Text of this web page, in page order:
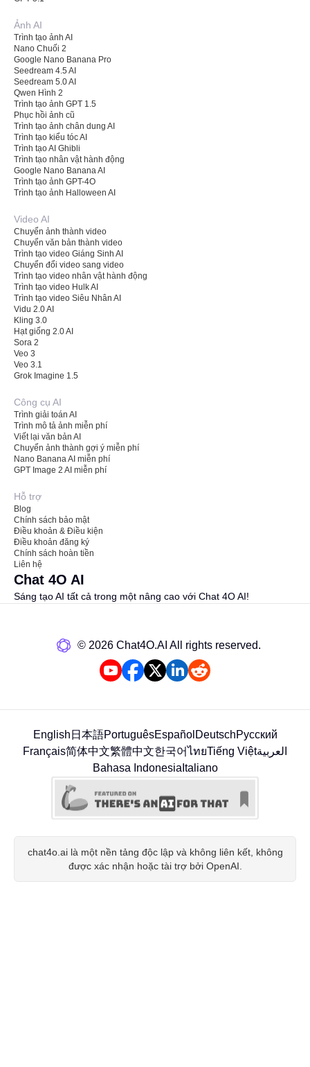
Ảnh AI
Trình tạo ảnh AI
Nano Chuối 2
Google Nano Banana Pro
Seedream 4.5 AI
Seedream 5.0 AI
Qwen Hình 2
Trình tạo ảnh GPT 1.5
Phục hồi ảnh cũ
Trình tạo ảnh chân dung AI
Trình tạo kiểu tóc AI
Trình tạo AI Ghibli
Trình tạo nhân vật hành động
Google Nano Banana AI
Trình tạo ảnh GPT-4O
Trình tạo ảnh Halloween AI
Video AI
Chuyển ảnh thành video
Chuyển văn bản thành video
Trình tạo video Giáng Sinh AI
Chuyển đổi video sang video
Trình tạo video nhân vật hành động
Trình tạo video Hulk AI
Trình tạo video Siêu Nhân AI
Vidu 2.0 AI
Kling 3.0
Hạt giống 2.0 AI
Sora 2
Veo 3
Veo 3.1
Grok Imagine 1.5
Công cụ AI
Trình giải toán AI
Trình mô tả ảnh miễn phí
Viết lại văn bản AI
Chuyển ảnh thành gợi ý miễn phí
Nano Banana AI miễn phí
GPT Image 2 AI miễn phí
Hỗ trợ
Blog
Chính sách bảo mật
Điều khoản & Điều kiện
Điều khoản đăng ký
Chính sách hoàn tiền
Liên hệ
Chat 4O AI
Sáng tạo AI tất cả trong một nâng cao với Chat 4O AI!
©️ 2026 Chat4O.AI All rights reserved.
English 日本語PortuguêsEspañol DeutschРусский
Français简体中文繁體中文한국어ไทยTiếng Việtالعربية
Bahasa Indonesia Italiano
chat4o.ai là một nền tảng độc lập và không liên kết, không
được xác nhận hoặc tài trợ bởi OpenAI.